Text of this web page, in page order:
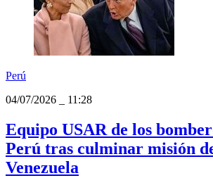
Perú
04/07/2026
11:28
Equipo USAR de los
Perú tras culminar misión
Venezuela